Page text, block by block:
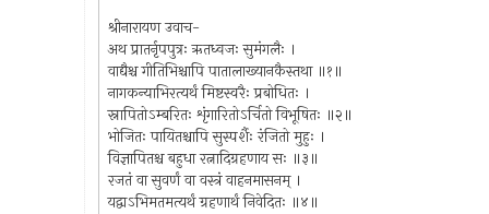
श्रीनारायण उवाच-
अथ प्रातर्नृपपुत्रः ऋतध्वजः सुमंगलैः ।
वाद्यैश्च गीतिभिश्चापि पातालाख्यानकैस्तथा ॥१॥
नागकन्याभिरत्यर्थं मिष्टस्वरैः प्रबोधितः ।
स्नापितोऽम्बरितः शृंगारितोऽर्चितो विभूषितः ॥२॥
भोजितः पायितश्चापि सुस्पर्शैः रंजितो मुहुः ।
विज्ञापितश्च बहुधा रत्नादिग्रहणाय सः ॥३॥
रजतं वा सुवर्णं वा वस्त्रं वाहनमासनम् ।
यद्वाऽभिमतमत्यर्थं ग्रहणार्थं निवेदितः ॥४॥